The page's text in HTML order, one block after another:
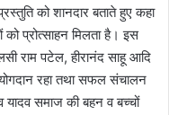
को शानदार बताते हुए कहा
प्रोत्साहन मिलता है। इस
राम पटेल, हीरानंद साहू आदि
रहा तथा सफल संचालन
समाज की बहन व बच्चों